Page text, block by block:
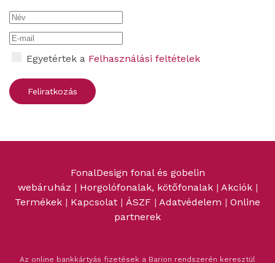
Egyetértek a Felhasználási feltételek
FonalDesign fonal és gobelin
webáruház | Horgolófonalak, kötőfonalak| Akciók|
Termékek | Kapcsolat | ÁSZF | Adatvédelem | Online
partnerek
Az online bankkártyás fizetések a Barion rendszerén keresztül